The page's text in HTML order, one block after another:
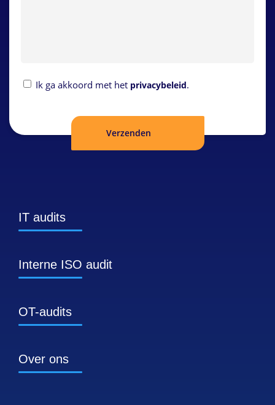
Privacybeleid
Ik ga akkoord met het privacybeleid.
IT audits
Interne ISO audit
OT-audits
Over ons